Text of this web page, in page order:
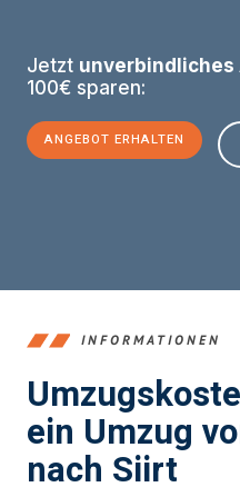
Jetzt unverbindliches
100€ sparen:
ANGEBOT ERHALTEN
INFORMATIONEN
ein Umzug
nach Siirt